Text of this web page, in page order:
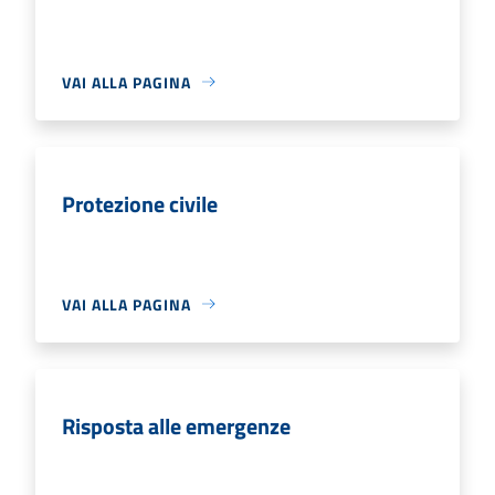
VAI ALLA PAGINA
Protezione civile
VAI ALLA PAGINA
Risposta alle emergenze